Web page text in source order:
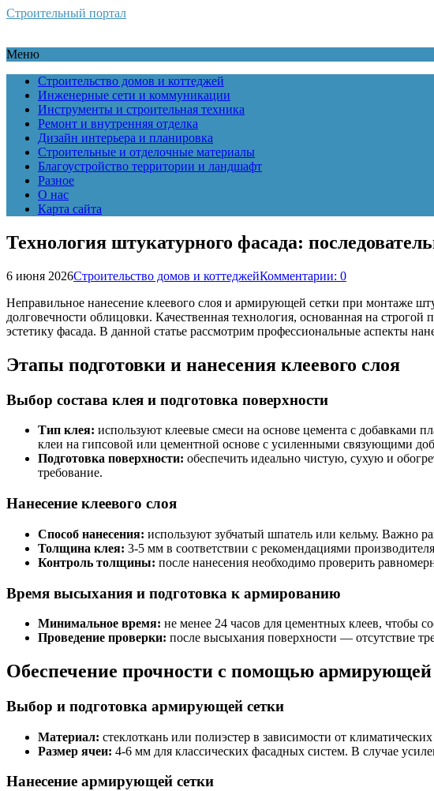
Строительный портал
Меню
Строительство домов и коттеджей
Инженерные сети и коммуникации
Инструменты и строительная техника
Ремонт и внутренняя отделка
Дизайн интерьера и планировка
Строительные и отделочные материалы
Благоустройство территории и ландшафт
Разное
О нас
Карта сайта
Технология штукатурного фасада:
6 июня 2026Строительство домов и коттеджейКомментарии: 0
Неправильное нанесение клеевого слоя и армирующей сетки при монтаже
долговечности облицовки. Качественная технология, основанная на
эстетику фасада. В данной статье рассмотрим профессиональные аспекты
Этапы подготовки и нанесения клеевого слоя
Выбор состава клея и подготовка поверхности
Тип клея: используют клеевые смеси на основе цемента с добавками
клеи на гипсовой или цементной основе с усиленными связующими
Подготовка поверхности: обеспечить идеально чистую, сухую и
требование.
Нанесение клеевого слоя
Способ нанесения: используют зубчатый шпатель или кельму. Важно
Толщина клея: 3-5 мм в соответствии с рекомендациями
Контроль толщины: после нанесения необходимо проверить
Время высыхания и подготовка к армированию
Минимальное время: не менее 24 часов для цементных клеев, чтобы
Проведение проверки: после высыхания поверхности — отсутствие
Обеспечение прочности с помощью армирующей
Выбор и подготовка армирующей сетки
Материал: стеклоткань или полиэстер в зависимости от
Размер ячеи: 4-6 мм для классических фасадных систем. В случае
Нанесение армирующей сетки